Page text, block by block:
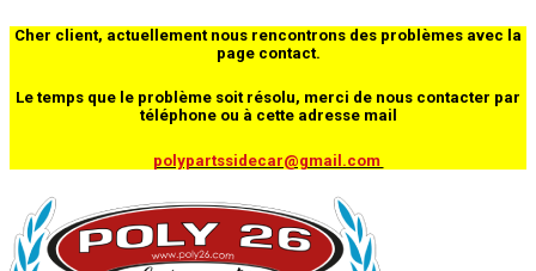
Cher client, actuellement nous rencontrons des problèmes avec la
page contact.
Le temps que le problème soit résolu, merci de nous contacter par
téléphone ou à cette adresse mail
polypartssidecar@gmail.com